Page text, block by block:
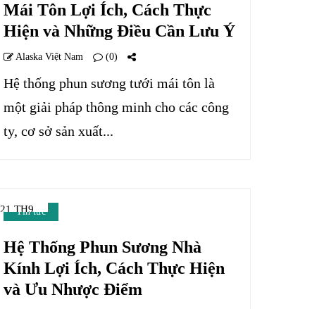
Mái Tôn Lợi Ích, Cách Thực
Hiện và Những Điều Cần Lưu Ý
Alaska Việt Nam (0)
Hệ thống phun sương tưới mái tôn là
một giải pháp thông minh cho các công
ty, cơ sở sản xuất...
21 TH9
Tin tức
Hệ Thống Phun Sương Nhà
Kính Lợi Ích, Cách Thực Hiện
và Ưu Nhược Điểm